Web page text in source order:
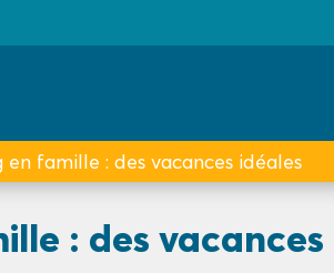
en famille : des vacances idéales
: des vacances